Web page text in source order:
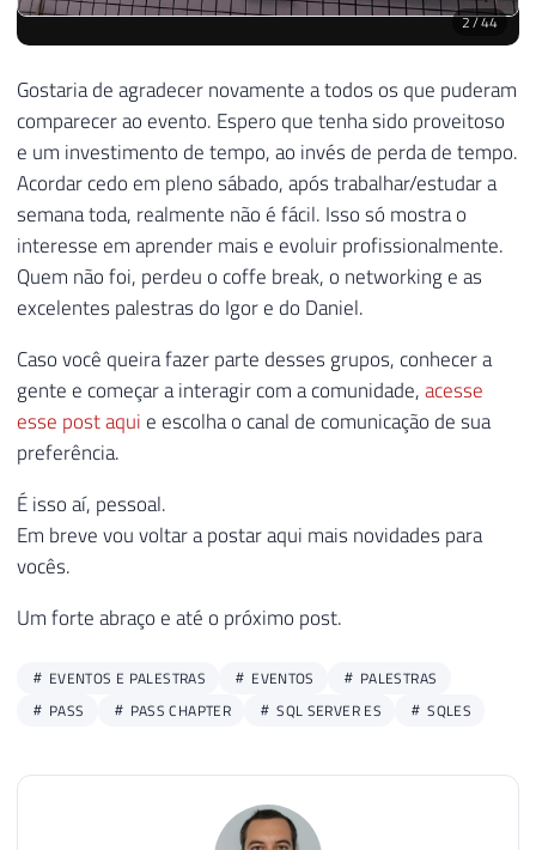
2/44
Gostaria de agradecer novamente a todos os que puderam
comparecer ao evento. Espero que tenha sido proveitoso
e um investimento de tempo, ao invés de perda de tempo.
Acordar cedo em pleno sábado, após trabalhar/estudar a
semana toda, realmente não é fácil. Isso só mostra o
interesse em aprender mais e evoluir profissionalmente.
Quem não foi, perdeu o coffe break, o networking e as
excelentes palestras do Igor e do Daniel.
Caso você queira fazer parte desses grupos, conhecer a
gente e começar a interagir com a comunidade,acesse
esse post aqui e escolha o canal de comunicação de sua
preferência.
É isso aí, pessoal.
Em breve vou voltar a postar aqui mais novidades para
vocês.
Um forte abraço e até o próximo post.
EVENTOS E PALESTRAS EVENTOS
PALESTRAS
PASS
PASS CHAPTER SQL SERVER ES SQLES